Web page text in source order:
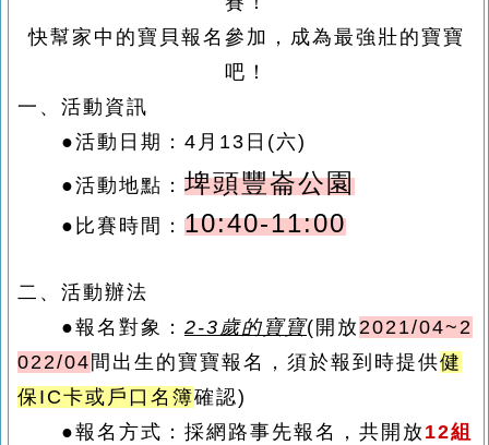
快幫家中的寶貝報名參加，成為最強壯的寶寶
吧！
一、活動資訊
●活動日期：4月13日(六)
●活動地點： 埤頭豐崙公園
●比賽時間： 10:40-11:00
二、活動辦法
●報名對象： 2-3歲的寶寶(開放2021/04~2
022/04 間出生的寶寶報名，須於報到時提供健
保IC卡或 戶口名簿確認)
●報名方式：採網路事先報名，共開放 12組